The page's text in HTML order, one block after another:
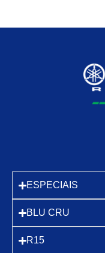
ESPECIAIS
BLU CRU
R15